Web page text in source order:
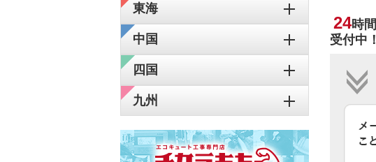
24時間
受付中！
東海
中国
四国
九州